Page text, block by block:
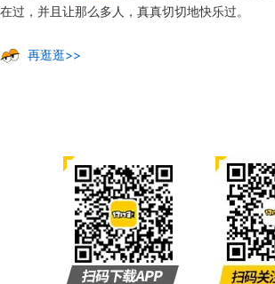
在过，并且让那么多人，真真切切地快乐过。
再逛逛>>